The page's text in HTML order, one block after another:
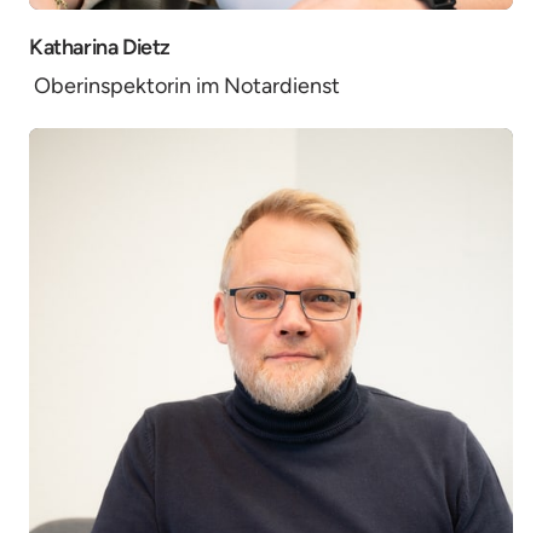
Katharina Dietz
Oberinspektorin im Notardienst